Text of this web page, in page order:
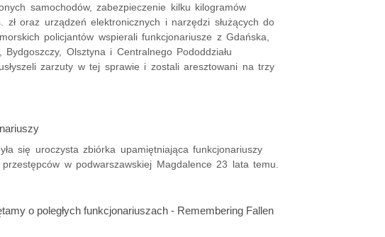
samochodów, zabezpieczenie kilku kilogramów
oraz urządzeń elektronicznych i narzędzi służących do
policjantów wspierali funkcjonariusze z Gdańska,
Olsztyna i Centralnego Pododdziału
zarzuty w tej sprawie i zostali aresztowani na trzy
się uroczysta zbiórka upamiętniająca funkcjonariuszy
w podwarszawskiej Magdalence 23 lata temu.
o poległych funkcjonariuszach - Remembering Fallen